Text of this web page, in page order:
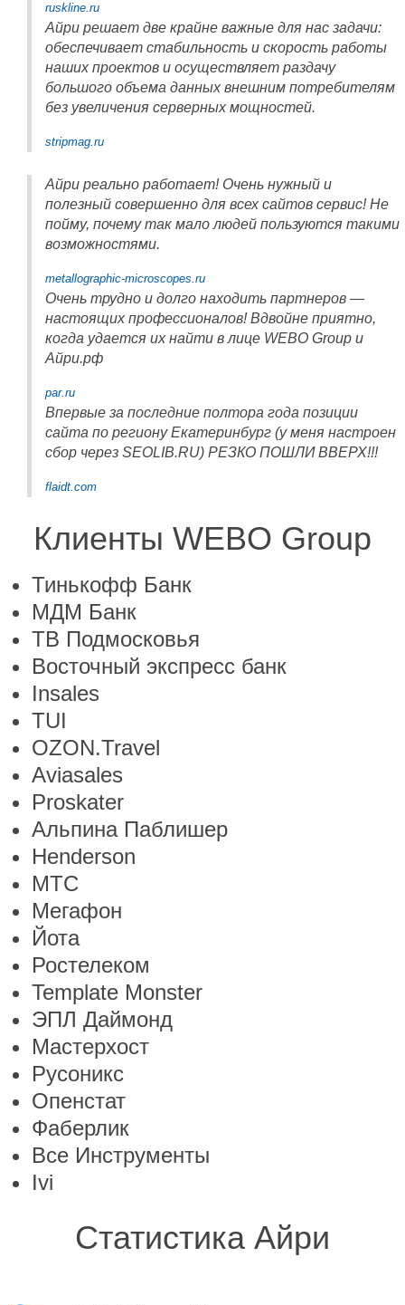
ruskline.ru
Айри решает две крайне важные для нас задачи:
обеспечивает стабильность и скорость работы
наших проектов и осуществляет раздачу
большого объема данных внешним потребителям
без увеличения серверных мощностей.
stripmag.ru
Айри реально работает! Очень нужный и
полезный совершенно для всех сайтов сервис! Не
пойму, почему так мало людей пользуются такими
возможностями.
metallographic-microscopes.ru
Очень трудно и долго находить партнеров —
настоящих профессионалов! Вдвойне приятно,
когда удается их найти в лице WEBO Group и
Айри.рф
par.ru
Впервые за последние полтора года позиции
сайта по региону Екатеринбург (у меня настроен
сбор через SEOLIB.RU) РЕЗКО ПОШЛИ ВВЕРХ!!!
flaidt.com
Клиенты WEBO Group
Тинькофф Банк
МДМ Банк
ТВ Подмосковья
Восточный экспресс банк
Insales
TUI
OZON.Travel
Aviasales
Proskater
Альпина Паблишер
Henderson
МТС
Мегафон
Йота
Ростелеком
Template Monster
ЭПЛ Даймонд
Мастерхост
Русоникс
Опенстат
Фаберлик
Все Инструменты
Ivi
Статистика Айри